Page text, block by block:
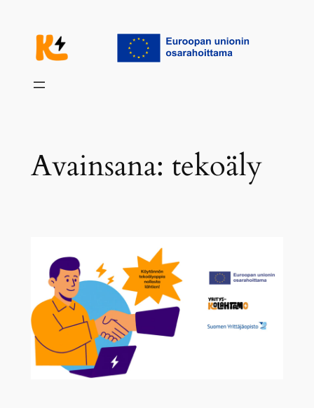
sisältöön
Avainsana: tekoäly